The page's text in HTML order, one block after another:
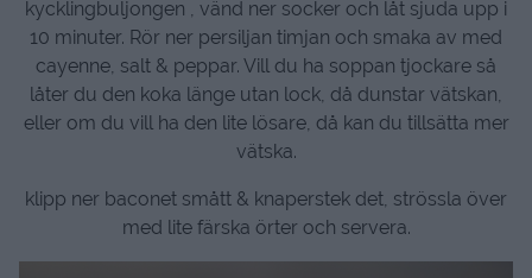
kycklingbuljongen , vänd ner socker och låt sjuda upp i
10 minuter. Rör ner persiljan timjan och smaka av med
cayenne, salt & peppar. Vill du ha soppan tjockare så
låter du den koka länge utan lock, då dunstar vätskan,
eller om du vill ha den lite lösare, då kan du tillsätta mer
vätska.
klipp ner baconet smått & knaperstek det, strössla över
med lite färska örter och servera.